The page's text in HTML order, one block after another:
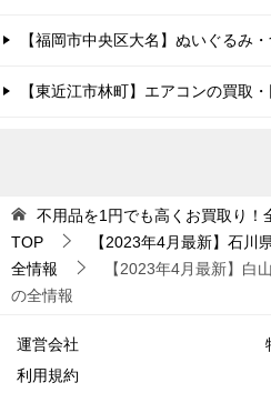
【福岡市中央区大名】ぬいぐるみ
【東近江市林町】エアコンの買取
不用品を1円でも高くお買取り！
TOP
【2023年4月最新】石川
全情報
【2023年4月最新】白
の全情報
運営会社
利用規約